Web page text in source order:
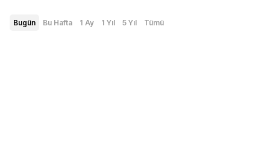
Bugün Bu Hafta 1 Ay 1 Yıl 5 Yıl Tümü